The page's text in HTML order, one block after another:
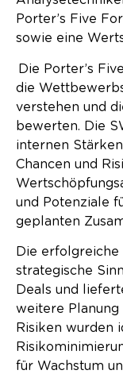
Porter’s Five
sowie eine
Die Porter’s
die
verstehen und
bewerten. Die
internen
Chancen und
und Potenziale
geplanten
Die
strategische
Deals und
weitere Planung
Risiken wurden
für Wachstum